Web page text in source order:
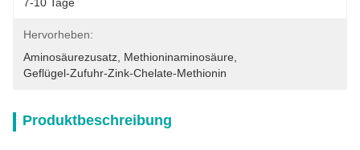
Hervorheben:
Aminosäurezusatz Methioninaminosäure
Geflügel-Zufuhr-Zink-Chelate-Methionin
Produktbeschreibung